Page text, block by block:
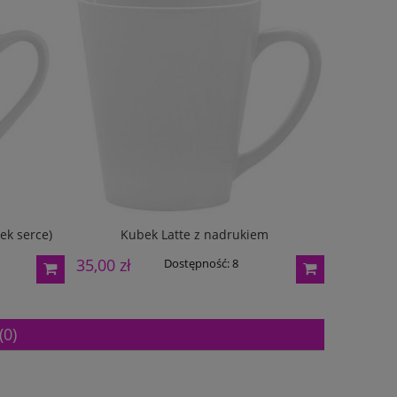
Puchar metalowy złoty 2100D 36,5cm
Poduszka Colop E/
serce) Kubek Latte z nadrukiem
35,00 zł Dostępność:8